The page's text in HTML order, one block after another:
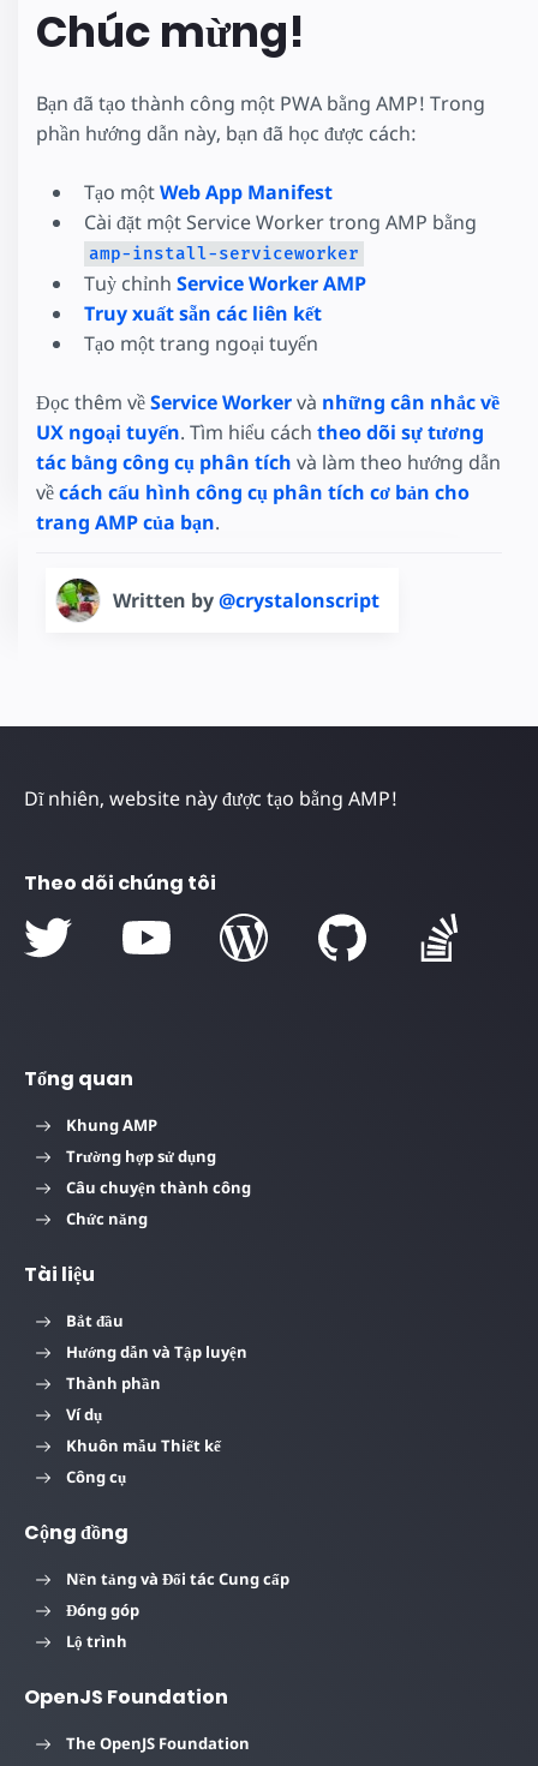
Chúc mừng!
Bạn đã tạo thành công một PWA bằng AMP! Trong
phần hướng dẫn này, bạn đã học được cách:
Tạo mộtWeb App Manifest
Cài đặt một Service Worker trong AMP bằng
amp-install-serviceworker
Tuỳ chỉnh Service Worker AMP
Truy xuất sẵn các liên kết
Tạo một trang ngoại tuyến
Đọc thêm vềService Workervà những cân nhắc về
UX ngoại tuyến. Tìm hiểu cách theo dõi sự tương
tác bằng công cụ phân tích và làm theo hướng dẫn
vềcách cấu hình công cụ phân tích cơ bản cho
trang AMP của bạn.
Written by@crystalonscript
Dĩ nhiên, website này được tạo bằng AMP!
Theo dõi chúng tôi
Tổng quan
Khung AMP
Trường hợp sử dụng
Câu chuyện thành công
Chức năng
Tài liệu
Bắt đầu
Hướng dẫn và Tập luyện
Thành phần
Ví dụ
Khuôn mẫu Thiết kế
Công cụ
Cộng đồng
Nền tảng và Đối tác Cung cấp
Đóng góp
Lộ trình
OpenJS Foundation
The OpenJS Foundation